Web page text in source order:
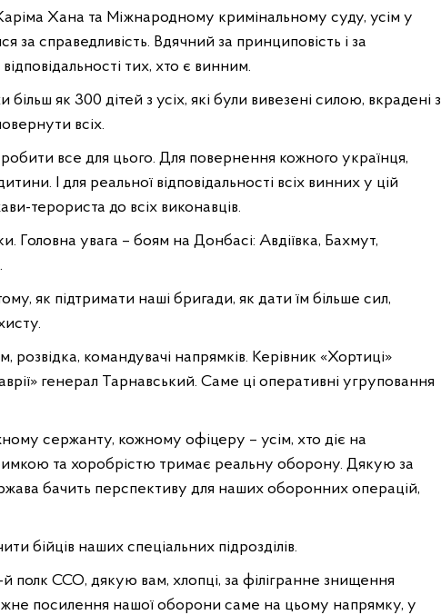
Хана та Міжнародному кримінальному суду, усім у
за справедливість. Вдячний за принциповість і за
тих, хто є винним.
як 300 дітей з усіх, які були вивезені силою, вкрадені з
всіх.
все для цього. Для повернення кожного українця,
І для реальної відповідальності всіх винних у цій
терориста до всіх виконавців.
Головна увага – боям на Донбасі: Авдіївка, Бахмут,
як підтримати наші бригади, як дати їм більше сил,
розвідка, командувачі напрямків. Керівник «Хортиці»
генерал Тарнавський. Саме ці оперативні угруповання
сержанту, кожному офіцеру – усім, хто діє на
та хоробрістю тримає реальну оборону. Дякую за
бачить перспективу для наших оборонних операцій,
бійців наших спеціальних підрозділів.
полк ССО, дякую вам, хлопці, за філігранне знищення
посилення нашої оборони саме на цьому напрямку, у